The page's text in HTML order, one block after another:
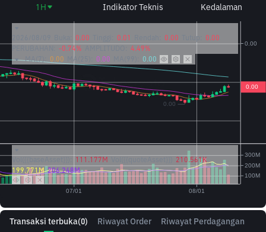
Transaksi terbuka(0) Riwayat Order Riwayat Perdagangan
1H Indikator Teknis Kedalaman
0.00 0.01 0.00 Tutup:
0.00
-0.74%
4.49%
MA(7):
0.00 MA(25): 0.00 0.00
111.177M
210.561K
199.771M 206.248M